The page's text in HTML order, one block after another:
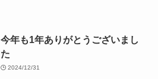
今年も1年ありがとうございまし
た
2024/12/31